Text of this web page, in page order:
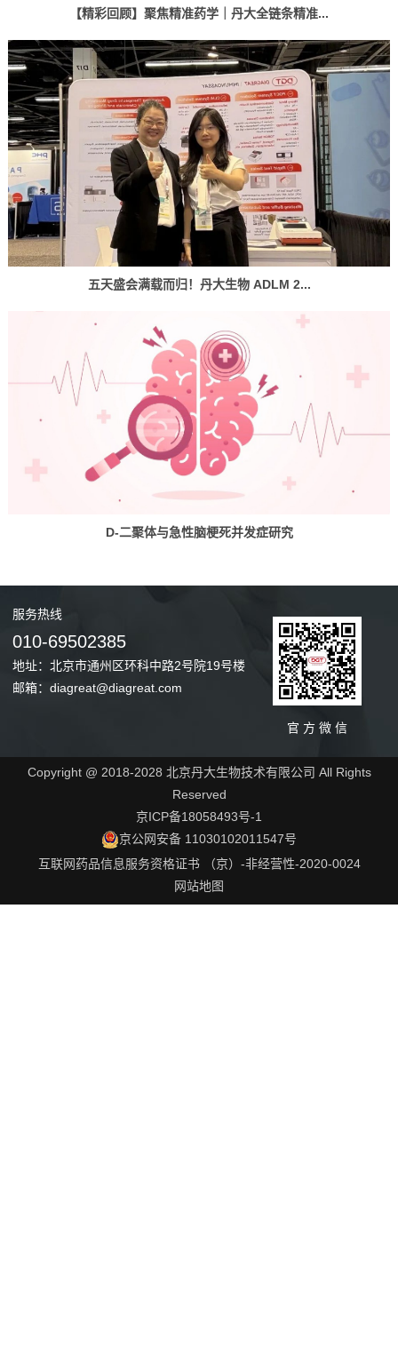
【精彩回顾】聚焦精准药学｜丹大全链条精准...
五天盛会满载而归！丹大生物 ADLM 2...
D-二聚体与急性脑梗死并发症研究
服务热线
010-69502385
地址：北京市通州区环科中路2号院19号楼
邮箱：diagreat@diagreat.com
官 方 微 信
Copyright @ 2018-2028 北京丹大生物技术有限公司 All Rights
Reserved
京ICP备18058493号-1
京公网安备 11030102011547号
互联网药品信息服务资格证书 （京）-非经营性-2020-0024
网站地图